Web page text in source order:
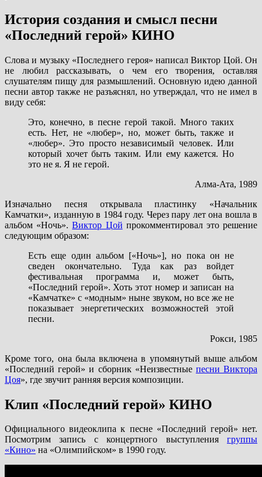
История создания и смысл песни
«Последний герой» КИНО
Слова и музыку «Последнего героя» написал Виктор Цой. Он
не любил рассказывать, о чем его творения, оставляя
слушателям пищу для размышлений. Основную идею данной
песни автор также не разъяснял, но утверждал, что не имел в
виду себя:
Это, конечно, в песне герой такой. Много таких
есть. Нет, не «любер», но, может быть, также и
«любер». Это просто независимый человек. Или
который хочет быть таким. Или ему кажется. Но
это не я. Я не герой.
Алма-Ата, 1989
Изначально песня открывала пластинку «Начальник
Камчатки», изданную в 1984 году. Через пару лет она вошла в
альбом «Ночь».Виктор Цой прокомментировал это решение
следующим образом:
Есть еще один альбом [«Ночь»], но пока он не
сведен окончательно. Туда как раз войдет
фестивальная программа и, может быть,
«Последний герой». Хоть этот номер и записан на
«Камчатке» с «модным» ныне звуком, но все же не
показывает энергетических возможностей этой
песни.
Рокси, 1985
Кроме того, она была включена в упомянутый выше альбом
«Последний герой» и сборник «Неизвестные песни Виктора
Цоя», где звучит ранняя версия композиции.
Клип «Последний герой» КИНО
Официального видеоклипа к песне «Последний герой» нет.
Посмотрим запись с концертного выступления группы
«Кино» на «Олимпийском» в 1990 году.